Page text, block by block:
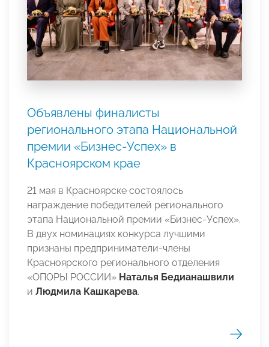
Объявлены финалисты
регионального этапа Национальной
премии «Бизнес-Успех» в
Красноярском крае
21 мая в Красноярске состоялось
награждение победителей регионального
этапа Национальной премии «Бизнес-Успех».
В двух номинациях конкурса лучшими
признаны предприниматели-члены
Красноярского регионального отделения
«ОПОРЫ РОССИИ» Наталья Бедианашвили
и Людмила Кашкарева.